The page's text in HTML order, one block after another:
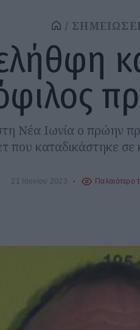
Νέα Ιωνία ο πρώην
που καταδικάστηκε σε
21 Ιουνίου 2023 Παλαιότερο